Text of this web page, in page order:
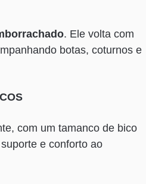
. Ele volta com
botas, coturnos e
com um tamanco de bico
e conforto ao